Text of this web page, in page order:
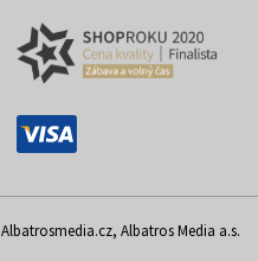
Albatros Media a.s.